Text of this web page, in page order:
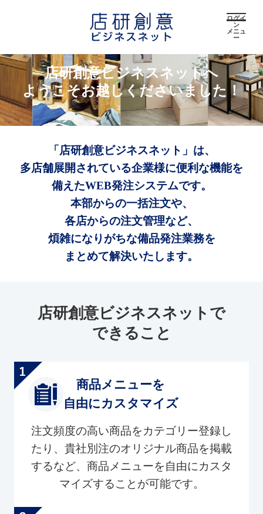
ログイ
ン
メニュ
ー
店研創意ビジネスネットへ
ようこそお越しくださいました！
「店研創意ビジネスネット」は、
多店舗展開されている企業様に便利な機能を
備えたWEB発注システムです。
本部からの一括注文や、
各店からの注文管理など、
煩雑になりがちな備品発注業務を
まとめて解決いたします。
店研創意ビジネスネットで
できること
商品メニューを
自由にカスタマイズ
注文頻度の高い商品をカテゴリー登録し
たり、貴社別注のオリジナル商品を掲載
するなど、商品メニューを自由にカスタ
マイズすることが可能です。